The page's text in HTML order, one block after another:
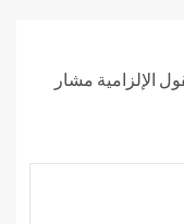
الإلزامية مشار